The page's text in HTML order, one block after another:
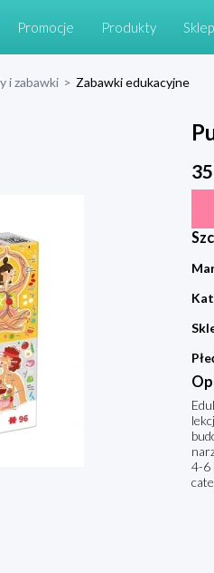
Promocje Produkty
i zabawki > Zabawki edukacyjne
35
4-6